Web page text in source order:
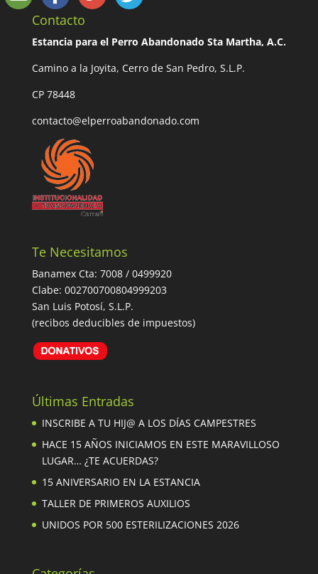
Contacto
Estancia para el Perro Abandonado Sta Martha, A.C.
Camino a la Joyita, Cerro de San Pedro, S.L.P.
CP 78448
contacto@elperroabandonado.com
Te Necesitamos
Banamex Cta: 7008 / 0499920
Clabe: 002700700804999203
San Luis Potosí, S.L.P.
(recibos deducibles de impuestos)
Últimas Entradas
INSCRIBE A TU HIJ@ A LOS DÍAS CAMPESTRES
HACE 15 AÑOS INICIAMOS EN ESTE MARAVILLOSO
LUGAR… ¿TE ACUERDAS?
15 ANIVERSARIO EN LA ESTANCIA
TALLER DE PRIMEROS AUXILIOS
UNIDOS POR 500 ESTERILIZACIONES 2026